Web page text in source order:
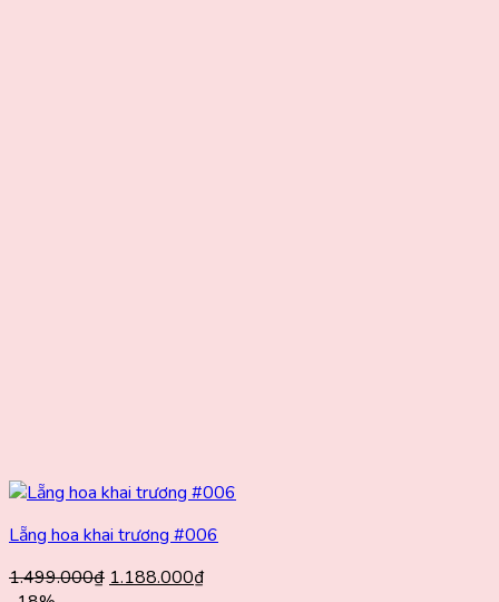
Lẵng hoa khai trương #006
1.499.000₫ Giá
1.188.000₫Giá